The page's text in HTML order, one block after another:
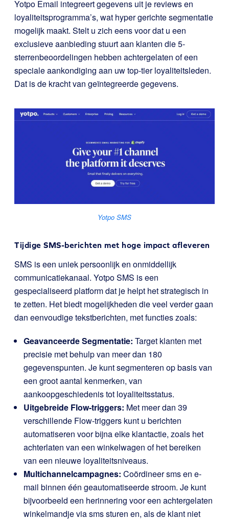
Yotpo Email integreert gegevens uit je reviews en
loyaliteitsprogramma’s, wat hyper gerichte segmentatie
mogelijk maakt. Stelt u zich eens voor dat u een
exclusieve aanbieding stuurt aan klanten die 5-
sterrenbeoordelingen hebben achtergelaten of een
speciale aankondiging aan uw top-tier loyaliteitsleden.
Dat is de kracht van geïntegreerde gegevens.
Yotpo SMS
Tijdige SMS-berichten met hoge impact afleveren
SMS is een uniek persoonlijk en onmiddellijk
communicatiekanaal. Yotpo SMS is een
gespecialiseerd platform dat je helpt het strategisch in
te zetten. Het biedt mogelijkheden die veel verder gaan
dan eenvoudige tekstberichten, met functies zoals:
Geavanceerde Segmentatie: Target klanten met
precisie met behulp van meer dan 180
gegevenspunten. Je kunt segmenteren op basis van
een groot aantal kenmerken, van
aankoopgeschiedenis tot loyaliteitsstatus.
Uitgebreide Flow-triggers: Met meer dan 39
verschillende Flow-triggers kunt u berichten
automatiseren voor bijna elke klantactie, zoals het
achterlaten van een winkelwagen of het bereiken
van een nieuwe loyaliteitsniveaus.
Multichannelcampagnes: Coördineer sms en e-
mail binnen één geautomatiseerde stroom. Je kunt
bijvoorbeeld een herinnering voor een achtergelaten
winkelmandje via sms sturen en, als de klant niet